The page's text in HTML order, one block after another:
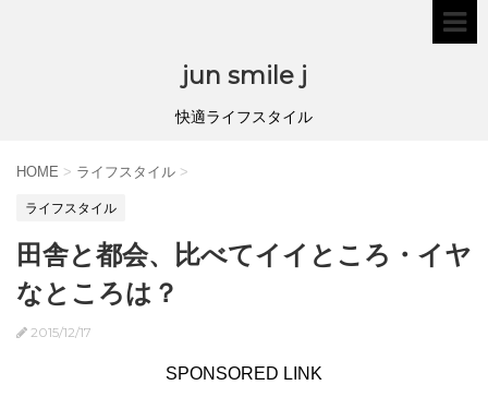
jun smile j
快適ライフスタイル
HOME > ライフスタイル >
ライフスタイル
田舎と都会、比べてイイところ・イヤ
なところは？
2015/12/17
SPONSORED LINK